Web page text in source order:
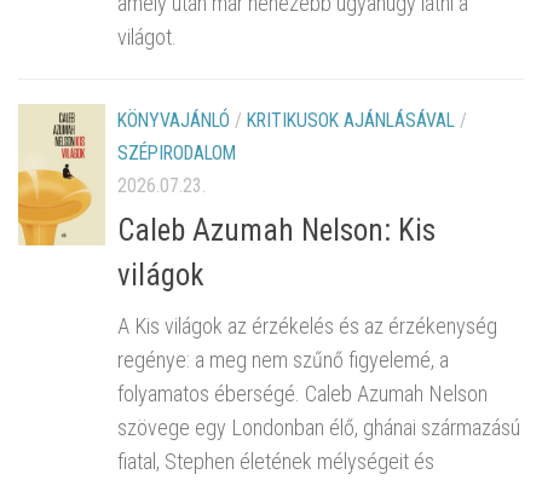
világot.
KÖNYVAJÁNLÓ / KRITIKUSOK AJÁNLÁSÁVAL /
SZÉPIRODALOM
2026.07.23.
Caleb Azumah Nelson: Kis
világok
A Kis világok az érzékelés és az érzékenység
regénye: a meg nem szűnő figyelemé, a
folyamatos éberségé. Caleb Azumah Nelson
szövege egy Londonban élő, ghánai származású
fiatal, Stephen életének mélységeit és